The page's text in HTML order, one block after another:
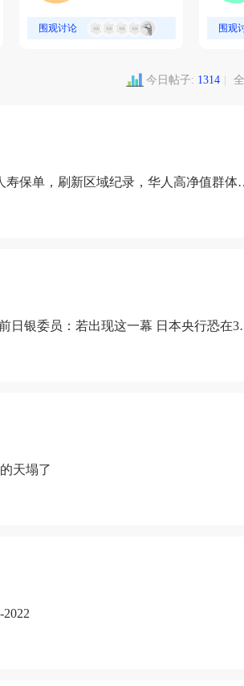
围观讨论 围观
今日帖子: 1314
寿保单，刷新区域纪录，华人高净值群体
日银委员：若出现这一幕 日本央行恐在3
天塌了